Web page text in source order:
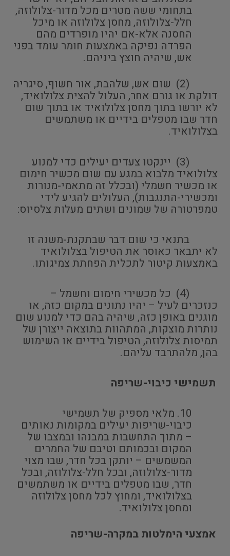
בתחומי ששה מטרים מכל מדור-צלולוזה,
חלל-צלולוזה, מחסן צלולוזה או מיכל
החסנה אלא-אם יהיו מופרדים מהם
הפרדה נפיקה באמצעות חומר עומד בפני
אש, שיהיה חוצץ ביניהם.
(2) שום אש, שלהבת, אור חשוף, סיגריה
דולקת או גורם אחר, העלול להצית צלולואיד,
לא יורשו בתוך מחסן צלולואיד או בתוך שום
חדר שבו מטפלים בידיים או משתמשים
בצלולואיד.
(3) יינקטו צעדים יעילים כדי למנוע
צלולואיד מלבוא במגע עם שום מכשיר חימום
או מכשיר חשמלי (ובכלל זה מתאמי-מנורות
ומכשירי-התנגבות), העלולים להגיע לידי
טמפרטורה של שמונים ושתים מעלות צלסיוס:
בתנאי כי שום דבר שבתקנת-משנה זו
לא יתבאר כאוסר את הטיפול בצלולואיד
באמצעות קיטור לתכלית הפחתת צמיגותו.
(4) כל מכשירי חימום וחשמל –
כנזכרים לעיל – יהיו נתונים במקום כזה, או
מוגנים באופן כזה, שיהיה בהם כדי למנוע שום
נותרות מוצקות, המתהוות בתוצאה ייצורן של
תמיסות צלולוזה, הטיפול בידיים או השימוש
בהן, מלהתרבד עליהם.
תשמישי כיבוי-שריפה
מלאי מספיק של תשמישי
כיבוי-שריפות יעילים במקומות נאותים
– מתוך התחשבות במבנהו ובמצבו של
המקום ובכמותם וטיבם של החמרים
המשמשים – יותקן בכל חדר, שבו מצוי
מדור-צלולוזה, ובכל חלל-צלולוזה, ובכל
חדר, שבו מטפלים בידיים או משתמשים
בצלולואיד, ומחוץ לכל מחסן צלולוזה
ומחסן צלולואיד.
אמצעי הימלטות במקרה-שריפה